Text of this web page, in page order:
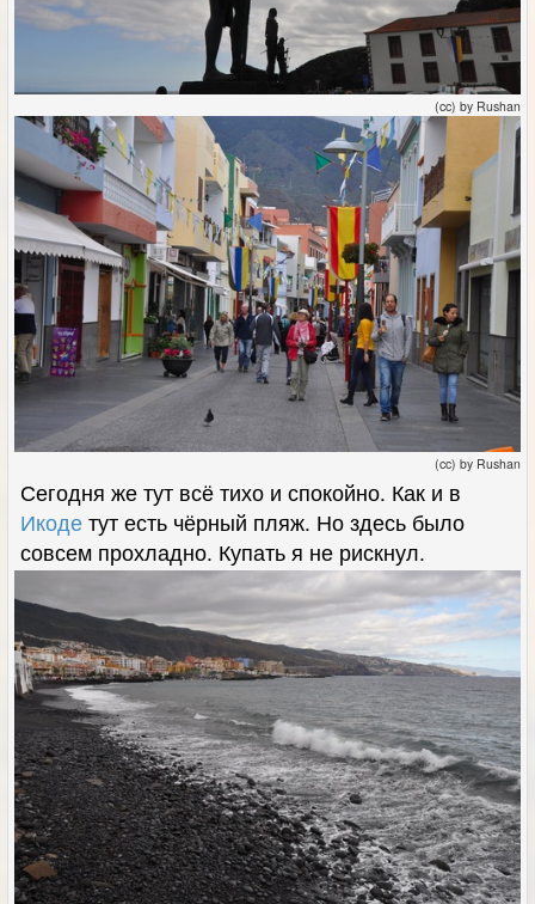
(cc) by Rushan
(cc) by Rushan
Сегодня же тут всё тихо и спокойно. Как и в
Икоде тут есть чёрный пляж. Но здесь было
совсем прохладно. Купать я не рискнул.